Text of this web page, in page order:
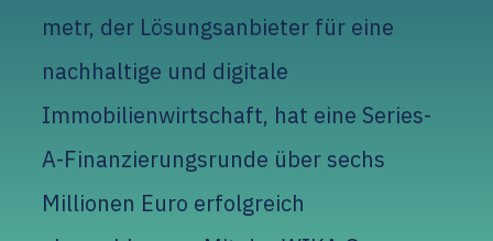
metr, der Lösungsanbieter für eine
nachhaltige und digitale
Immobilienwirtschaft, hat eine Series-
A-Finanzierungsrunde über sechs
Millionen Euro erfolgreich